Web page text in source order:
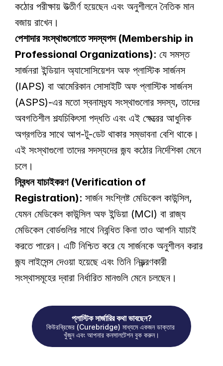
কঠোর পরীক্ষায় উত্তীর্ণ হয়েছেন এবং অনুশীলনে নৈতিক মান
বজায় রাখেন।
পেশাদার সংস্থাগুলোতে সদস্যপদ (Membership in
Professional Organizations): যে সমস্ত
সার্জনরা ইন্ডিয়ান অ্যাসোসিয়েশন অফ প্লাস্টিক সার্জনস
(IAPS) বা আমেরিকান সোসাইটি অফ প্লাস্টিক সার্জনস
(ASPS)-এর মতো স্বনামধন্য সংস্থাগুলোর সদস্য, তাদের
অবগতিশীল শল্যচিকিৎসা পদ্ধতি এবং এই ক্ষেত্রের আধুনিক
অগ্রগতির সাথে আপ-টু-ডেট থাকার সম্ভাবনা বেশি থাকে।
এই সংস্থাগুলো তাদের সদস্যদের জন্য কঠোর নির্দেশিকা মেনে
চলে।
নিবন্ধন যাচাইকরণ (Verification of
Registration): সার্জন সংশ্লিষ্ট মেডিকেল কাউন্সিল,
যেমন মেডিকেল কাউন্সিল অফ ইন্ডিয়া (MCI) বা রাজ্য
মেডিকেল বোর্ডগুলির সাথে নিবন্ধিত কিনা তাও আপনি যাচাই
করতে পারেন। এটি নিশ্চিত করে যে সার্জনকে অনুশীলন করার
জন্য লাইসেন্স দেওয়া হয়েছে এবং তিনি নিয়ন্ত্রণকারী
সংস্থাসমূহের দ্বারা নির্ধারিত মানগুলি মেনে চলছেন।
প্লাস্টিক সার্জারির কথা ভাবছেন?
কিউরব্রিজের (Curebridge) মাধ্যমে একজন ডাক্তার
খুঁজুন এবং আপনার কনসালটেশন বুক করুন।